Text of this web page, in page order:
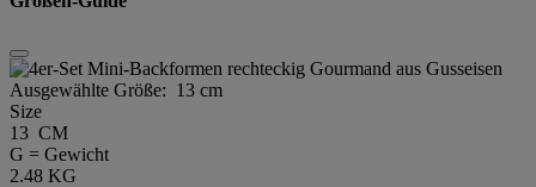
Ausgewählte Größe: 13 cm
Size
13 CM
G = Gewicht
2.48 KG